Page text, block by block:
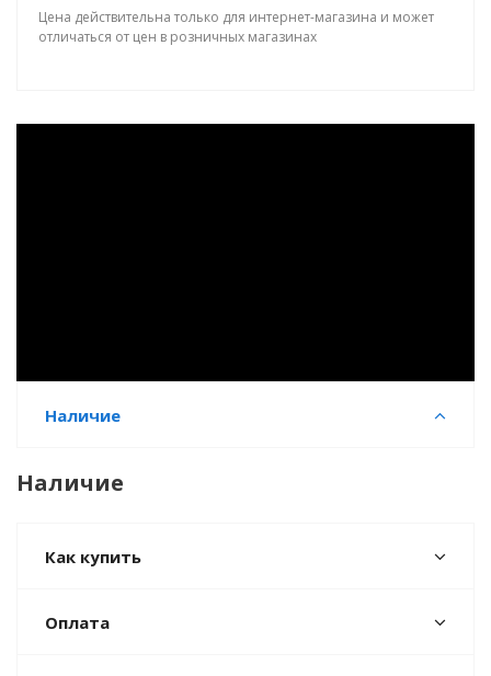
Цена действительна только для интернет-магазина и может
отличаться от цен в розничных магазинах
Наличие
Наличие
Как купить
Оплата